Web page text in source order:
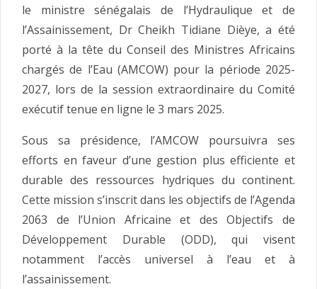
le ministre sénégalais de l’Hydraulique et de
l’Assainissement, Dr Cheikh Tidiane Dièye, a été
porté à la tête du Conseil des Ministres Africains
chargés de l’Eau (AMCOW) pour la période 2025-
2027, lors de la session extraordinaire du Comité
exécutif tenue en ligne le 3 mars 2025.
Sous sa présidence, l’AMCOW poursuivra ses
efforts en faveur d’une gestion plus efficiente et
durable des ressources hydriques du continent.
Cette mission s’inscrit dans les objectifs de l’Agenda
2063 de l’Union Africaine et des Objectifs de
Développement Durable (ODD), qui visent
notamment l’accès universel à l’eau et à
l’assainissement.